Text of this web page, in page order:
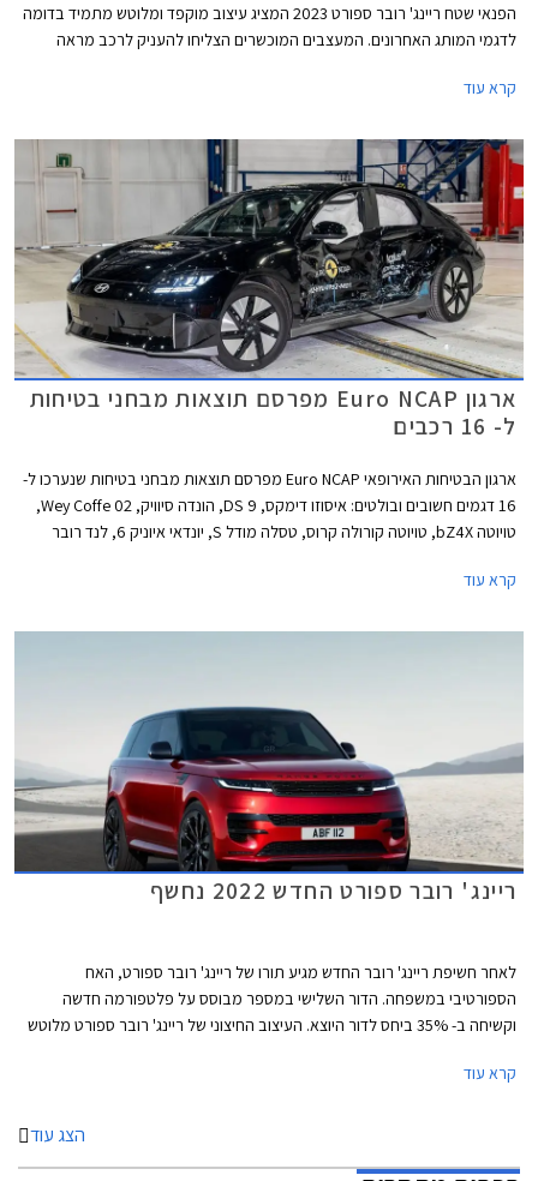
הפנאי שטח ריינג' רובר ספורט 2023 המציג עיצוב מוקפד ומלוטש מתמיד בדומה
לדגמי המותג האחרונים. המעצבים המוכשרים הצליחו להעניק לרכב מראה
צרים במיקום גבוה, ידיות דלתות שקועות, חלונות בהתקנה שטוחה, סרחי עודף
אנטנות סנפיר אשר באחת מהן מותקנת מצלמה עבור המראה המרכזית
הדיגיטלית.
קרא עוד
ארגון Euro NCAP מפרסם תוצאות מבחני בטיחות
ל- 16 רכבים
ארגון הבטיחות האירופאי Euro NCAP מפרסם תוצאות מבחני בטיחות שנערכו ל-
16 דגמים חשובים ובולטים: איסוזו דימקס, DS 9, הונדה סיוויק, Wey Coffe 02,
טויוטה bZ4X, טויוטה קורולה קרוס, טסלה מודל S, יונדאי איוניק 6, לנד רובר
קרא עוד
ריינג' רובר ספורט החדש 2022 נחשף
לאחר חשיפת ריינג' רובר החדש מגיע תורו של ריינג' רובר ספורט, האח
הספורטיבי במשפחה. הדור השלישי במספר מבוסס על פלטפורמה חדשה
וקשיחה ב- 35% ביחס לדור היוצא. העיצוב החיצוני של ריינג' רובר ספורט מלוטש
מרשימה ונקיה. מלפנים ומאחור הותקנו פנסים צרים ופגושים מעוגלים ומעודנים
הקדמיות, ידיות דלתות שקועות, וחלונות צד בהתקנה שטוחה ביחס לקורות הצד.
קרא עוד
הצג עוד